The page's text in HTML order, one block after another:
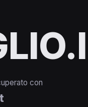
con